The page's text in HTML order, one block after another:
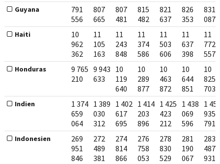
Guyana
791
556
807
665
807
481
815
482
821
637
826
353
831
087
Haiti
10
962
362
11
105
163
11
243
848
11
374
586
11
503
606
11
637
398
11
772
557
Honduras
9 765
210
9 943
633
10
119
640
10
289
877
10
463
872
10
644
851
10
825
703
Indien
1 374
659
064
1 389
030
312
1 402
617
695
1 414
203
896
1 425
423
212
1 438
069
596
1
935
791
Indonesien
269
951
846
272
489
381
274
814
866
276
758
053
278
830
529
281
190
067
283
487
931